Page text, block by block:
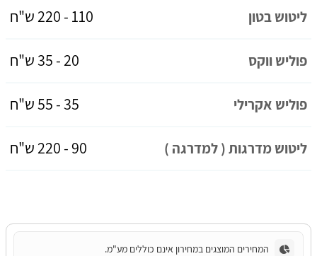
ליטוש בטון 110 - 220 ש"ח
פוליש ווקס 20 - 35 ש"ח
פוליש אקרילי 35 - 55 ש"ח
ליטוש מדרגות ( למדרגה ) 90 - 220 ש"ח
המחירים המוצגים במחירון אינם כוללים מע"מ.